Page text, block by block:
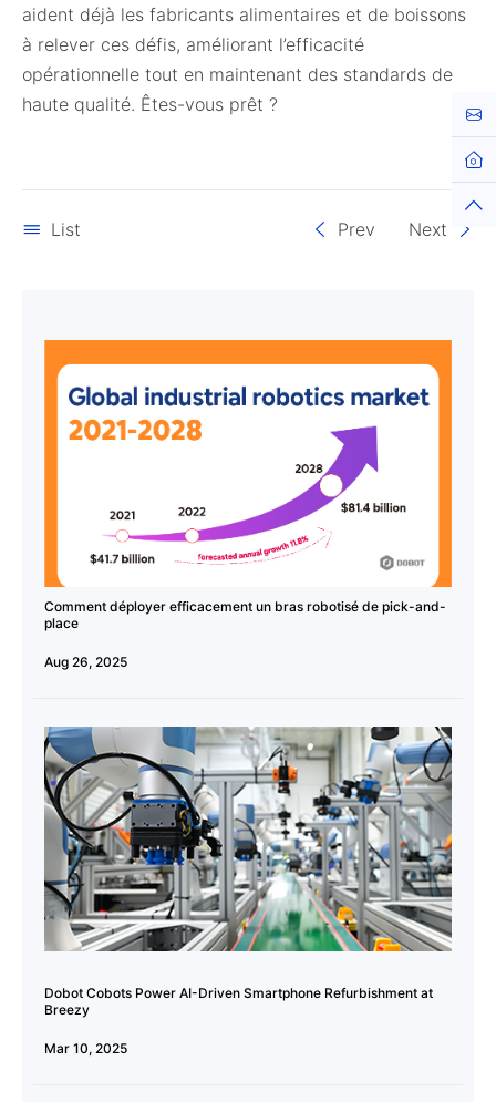
aident déjà les fabricants alimentaires et de boissons
à relever ces défis, améliorant l’efficacité
opérationnelle tout en maintenant des standards de
haute qualité. Êtes-vous prêt ?
List Prev Next
Comment déployer efficacement un bras robotisé de pick-and-
place
Aug 26, 2025
Dobot Cobots Power AI-Driven Smartphone Refurbishment at
Breezy
Mar 10, 2025
Top